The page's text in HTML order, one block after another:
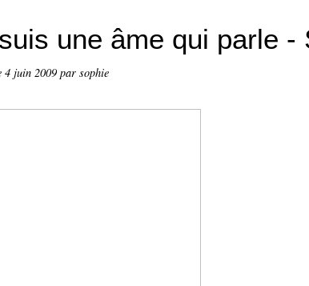
une âme qui parle -
4 juin 2009 par sophie